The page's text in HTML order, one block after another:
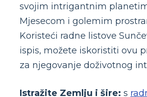
svojim intrigantnim
Mjesecom i golemim
Koristeći radne listove
ispis, možete iskoristiti ovu
za njegovanje doživotnog
Istražite Zemlju i šire: s